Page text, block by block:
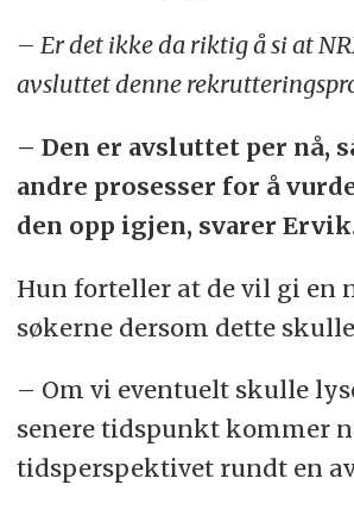
– Er det ikke da riktig å si at
avsluttet denne
– Den er avsluttet per nå,
andre prosesser for å
den opp igjen, svarer
Hun forteller at de vil gi en
søkerne dersom dette
– Om vi eventuelt skulle
senere tidspunkt kommer
tidsperspektivet rundt en